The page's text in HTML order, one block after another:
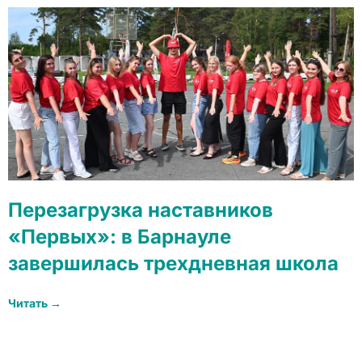
Перезагрузка наставников
«Первых»: в Барнауле
завершилась трехдневная школа
Читать →